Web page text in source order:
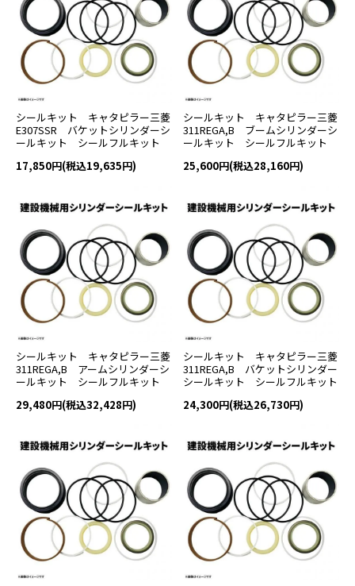
シールキット キャタピラー三菱
E307SSR バケットシリンダーシ
ールキット シールフルキット
17,850円(税込19,635円)
シールキット キャタピラー三菱
311REGA,B ブームシリンダーシ
ールキット シールフルキット
25,600円(税込28,160円)
シールキット キャタピラー三菱
311REGA,B アームシリンダーシ
ールキット シールフルキット
29,480円(税込32,428円)
シールキット キャタピラー三菱
311REGA,B バケットシリンダー
シールキット シールフルキット
24,300円(税込26,730円)